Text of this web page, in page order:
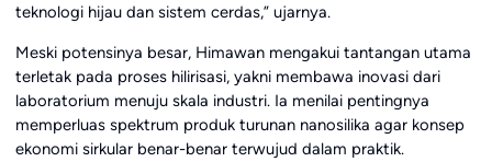
teknologi hijau dan sistem cerdas,” ujarnya.
Meski potensinya besar, Himawan mengakui tantangan utama
terletak pada proses hilirisasi, yakni membawa inovasi dari
laboratorium menuju skala industri. Ia menilai pentingnya
memperluas spektrum produk turunan nanosilika agar konsep
ekonomi sirkular benar-benar terwujud dalam praktik.